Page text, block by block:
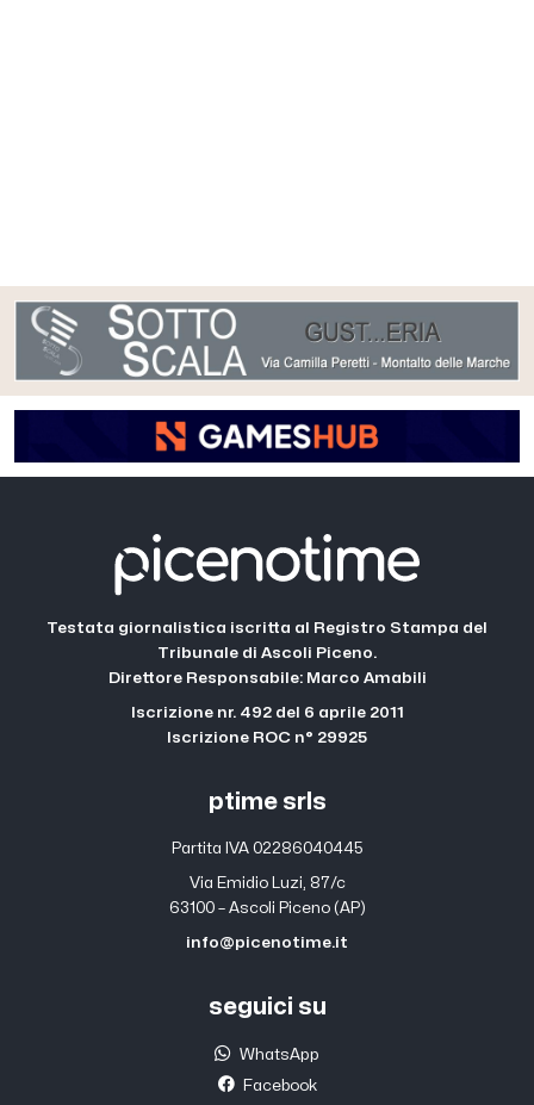
Testata giornalistica iscritta al Registro Stampa del
Tribunale di Ascoli Piceno.
Direttore Responsabile: Marco Amabili
Iscrizione nr. 492 del 6 aprile 2011
Iscrizione ROC n° 29925
ptime srls
Partita IVA 02286040445
Via Emidio Luzi, 87/c
63100 – Ascoli Piceno (AP)
info@picenotime.it
seguici su
WhatsApp
Facebook